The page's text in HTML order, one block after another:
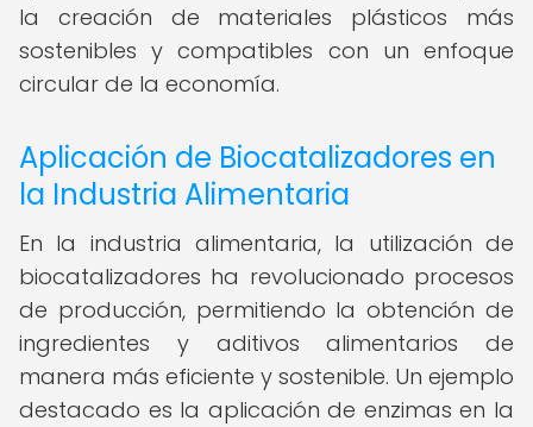
la creación de materiales plásticos más
sostenibles y compatibles con un enfoque
circular de la economía.
Aplicación de Biocatalizadores en
la Industria Alimentaria
En la industria alimentaria, la utilización de
biocatalizadores ha revolucionado procesos
de producción, permitiendo la obtención de
ingredientes y aditivos alimentarios de
manera más eficiente y sostenible. Un ejemplo
destacado es la aplicación de enzimas en la